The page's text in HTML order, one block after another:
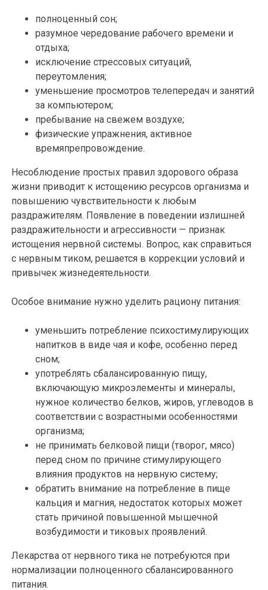
полноценный сон;
разумное чередование рабочего времени и
отдыха;
исключение стрессовых ситуаций,
переутомления;
уменьшение просмотров телепередач и занятий
за компьютером;
пребывание на свежем воздухе;
физические упражнения, активное
времяпрепровождение.
Несоблюдение простых правил здорового образа
жизни приводит к истощению ресурсов организма и
повышению чувствительности к любым
раздражителям. Появление в поведении излишней
раздражительности и агрессивности — признак
истощения нервной системы. Вопрос, как справиться
с нервным тиком, решается в коррекции условий и
привычек жизнедеятельности.
Особое внимание нужно уделить рациону питания:
уменьшить потребление психостимулирующих
напитков в виде чая и кофе, особенно перед
сном;
употреблять сбалансированную пищу,
включающую микроэлементы и минералы,
нужное количество белков, жиров, углеводов в
соответствии с возрастными особенностями
организма;
не принимать белковой пищи (творог, мясо)
перед сном по причине стимулирующего
влияния продуктов на нервную систему;
обратить внимание на потребление в пище
кальция и магния, недостаток которых может
стать причиной повышенной мышечной
возбудимости и тиковых проявлений.
Лекарства от нервного тика не потребуются при
нормализации полноценного сбалансированного
питания.